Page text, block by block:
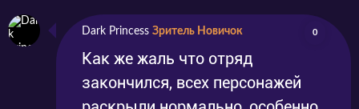
Dark Princess Зритель Новичок 0
Как же жаль что отряд
закончился, всех персонажей